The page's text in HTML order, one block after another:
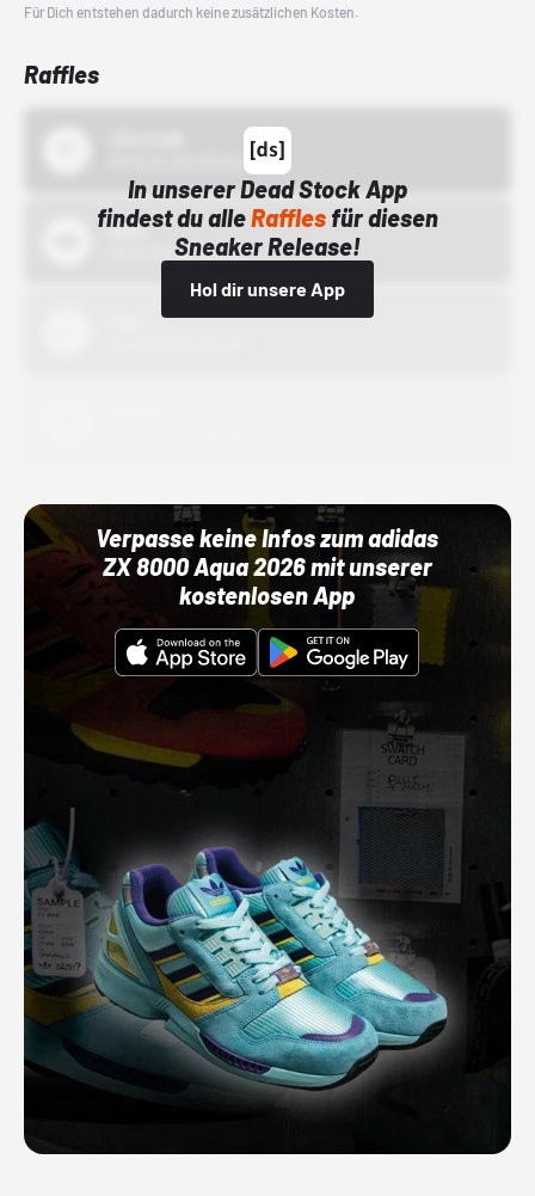
Für Dich entstehen dadurch keine zusätzlichen Kosten.
Raffles
In unserer Dead Stock App
findest du alleRafflesfür diesen
Sneaker Release!
Hol dir unsere App
Bstn
01.10.22 00:00 Uhr
Verpasse keine Infos zum adidas
ZX 8000 Aqua 2026 mit unserer
kostenlosen App